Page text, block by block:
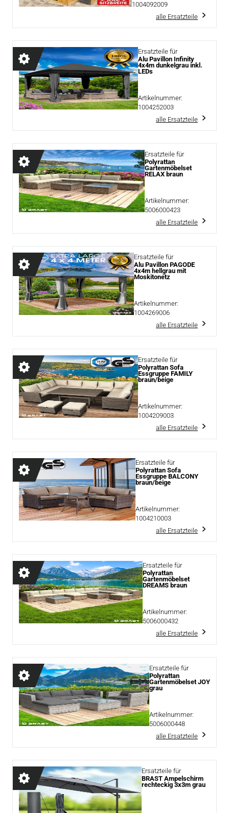
1004092009
alle Ersatzteile
Ersatzteile für
Alu Pavillon Infinity
4x4m dunkelgrau inkl.
LEDs
Artikelnummer:
1004252003
alle Ersatzteile
Ersatzteile für
Polyrattan
Gartenmöbelset
RELAX braun
Artikelnummer:
5006000423
alle Ersatzteile
Ersatzteile für
Alu Pavillon PAGODE
4x4m hellgrau mit
Moskitonetz
Artikelnummer:
1004269006
alle Ersatzteile
Ersatzteile für
Polyrattan Sofa
Essgruppe FAMILY
braun/beige
Artikelnummer:
1004209003
alle Ersatzteile
Ersatzteile für
Polyrattan Sofa
Essgruppe BALCONY
braun/beige
Artikelnummer:
1004210003
alle Ersatzteile
Ersatzteile für
Polyrattan
Gartenmöbelset
DREAMS braun
Artikelnummer:
5006000432
alle Ersatzteile
Ersatzteile für
Polyrattan
Gartenmöbelset JOY
grau
Artikelnummer:
5006000448
alle Ersatzteile
Ersatzteile für
BRAST Ampelschirm
rechteckig 3x3m grau